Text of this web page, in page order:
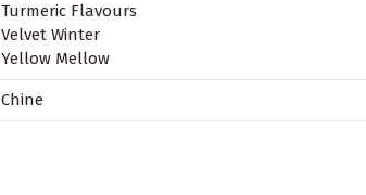
Turmeric Flavours
Velvet Winter
Yellow Mellow
Chine